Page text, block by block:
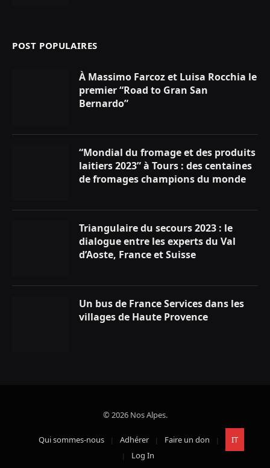
POST POPULAIRES
À Massimo Farcoz et Luisa Rocchia le
premier “Road to Gran San
Bernardo”
“Mondial du fromage et des produits
laitiers 2023” à Tours : des centaines
de fromages champions du monde
Triangulaire du secours 2023 : le
dialogue entre les experts du Val
d’Aoste, France et Suisse
Un bus de France Services dans les
villages de Haute Provence
© 2026 Nos Alpes.
Qui sommes-nous Adhérer Faire un don
IT
Log In